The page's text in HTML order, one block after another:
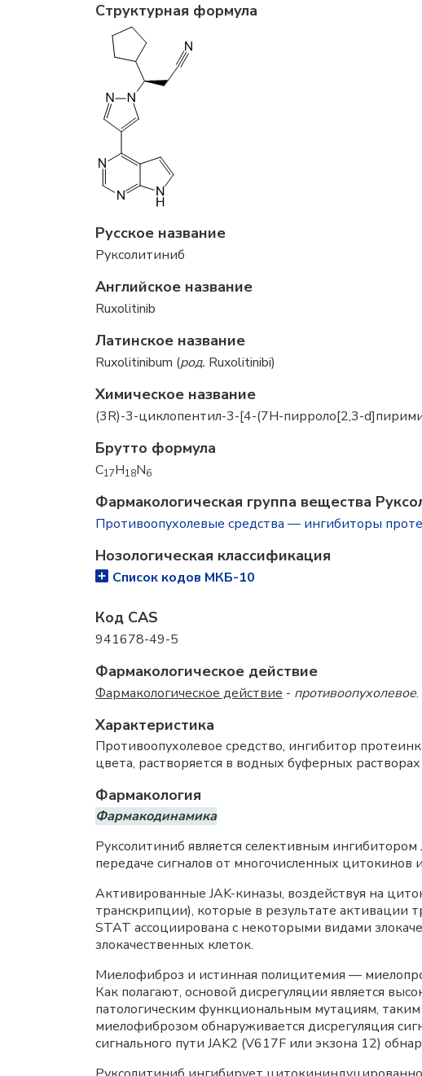
Структурная формула
Русское название
Руксолитиниб
Английское название
Ruxolitinib
Латинское название
Ruxolitinibum (род. Ruxolitinibi)
Химическое название
(3R)-3-циклопентил-3-[4-(7H-пирроло[2,3-
Брутто формула
C17H18N6
Фармакологическая группа вещества
Противоопухолевые средства — ингибиторы
Нозологическая классификация
Список кодов МКБ-10
Код CAS
941678-49-5
Фармакологическое действие
Фармакологическое действие - противоопухолевое.
Характеристика
Противоопухолевое средство, ингибитор
цвета, растворяется в водных буферных
Фармакология
Фармакодинамика
Руксолитиниб является селективным ингибитором
передаче сигналов от многочисленных
Активированные JAK-киназы, воздействуя на
транскрипции), которые в результате активации
STAT ассоциирована с некоторыми видами
злокачественных клеток.
Миелофиброз и истинная полицитемия —
Как полагают, основой дисрегуляции является
патологическим функциональным мутациям,
миелофиброзом обнаруживается дисрегуляция
сигнального пути JAK2 (V617F или экзона 12)